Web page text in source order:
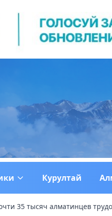
Курултай
35 тысяч алматинцев